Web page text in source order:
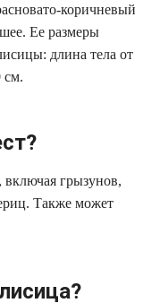
коричневый
Ее размеры
длина тела от
см.
включая грызунов,
Также может